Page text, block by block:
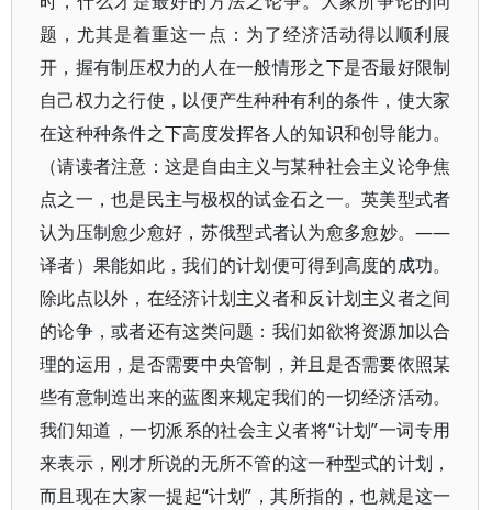
题，尤其是着重这一点：为了经济活动得以顺利展
开，握有制压权力的人在一般情形之下是否最好限制
自己权力之行使，以便产生种种有利的条件，使大家
在这种种条件之下高度发挥各人的知识和创导能力。
（请读者注意：这是自由主义与某种社会主义论争焦
点之一，也是民主与极权的试金石之一。英美型式者
认为压制愈少愈好，苏俄型式者认为愈多愈妙。——
译者）果能如此，我们的计划便可得到高度的成功。
除此点以外，在经济计划主义者和反计划主义者之间
的论争，或者还有这类问题：我们如欲将资源加以合
理的运用，是否需要中央管制，并且是否需要依照某
些有意制造出来的蓝图来规定我们的一切经济活动。
我们知道，一切派系的社会主义者将“计划”一词专用
来表示，刚才所说的无所不管的这一种型式的计划，
而且现在大家一提起“计划”，其所指的，也就是这一